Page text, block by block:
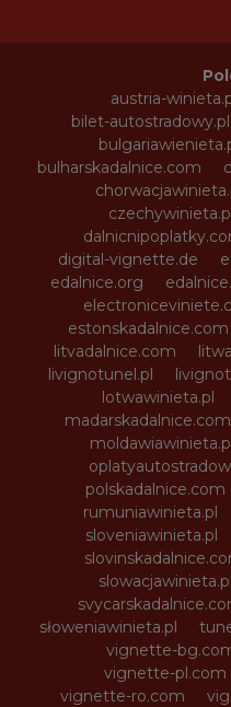
austria-
bilet-autostradowy.pl
bulharskadalnice.com
digital-vignette.de
edalnice.org
estonskadalnice.com
litvadalnice.com
livignotunel.pl
lotwawinieta.pl
madarskadalnice.com
polskadalnice.com
rumuniawinieta.pl
sloveniawinieta.pl
slowacjawinieta.pl
słoweniawinieta.pl
vignette-
vignette-pl.com
vignette-ro.com